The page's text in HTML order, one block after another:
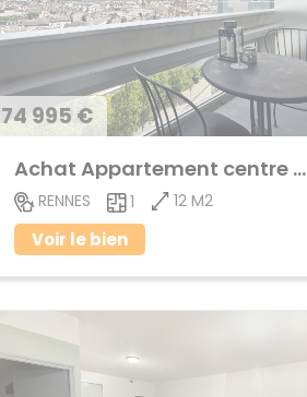
74 995 €
Achat Appartement centre ville
RENNES 1 12 M2
Voir le bien